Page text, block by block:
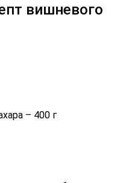
вишневого
– 400 г